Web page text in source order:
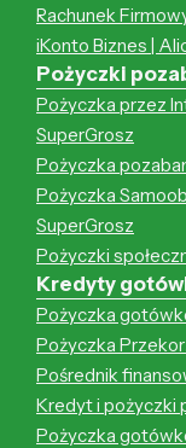
Rachunek
iKonto Biznes |
Pożyczki
Pożyczka przez
SuperGrosz
Pożyczka
Pożyczka
SuperGrosz
Pożyczki
Kredyty
Pożyczka
Pożyczka
Pośrednik
Kredyt i pożyczki
Pożyczka